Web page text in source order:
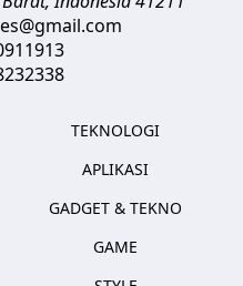
TEKNOLOGI
APLIKASI
GADGET & TEKNO
GAME